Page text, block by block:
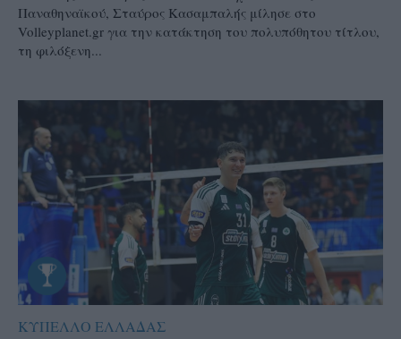
Παναθηναϊκού, Σταύρος Κασαμπαλής μίλησε στο
Volleyplanet.gr για την κατάκτηση του πολυπόθητου τίτλου,
τη φιλόξενη...
ΚΥΠΕΛΛΟ ΕΛΛΑΔΑΣ